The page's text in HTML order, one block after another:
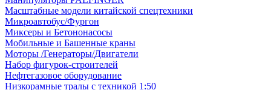
Масштабные модели китайской спецтехники
Микроавтобус/Фургон
Миксеры и Бетононасосы
Мобильные и Башенные краны
Моторы /Генераторы/Двигатели
Набор фигурок-строителей
Нефтегазовое оборудование
Низкорамные тралы с техникой 1:50